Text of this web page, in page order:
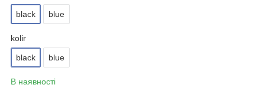
black blue
kolir
black blue
В наявності